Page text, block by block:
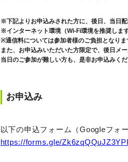
※下記よりお申込みされた方に、後日、当日配
※インターネット環境（Wi-Fi環境を推奨しま
※通信料については参加者様のご負担となりま
また、お申込みいただいた方限定で、後日メ
当日のご参加が難しい方も、是非お申込みくだ
お申込み
以下の申込フォーム（Googleフォ
https://forms.gle/